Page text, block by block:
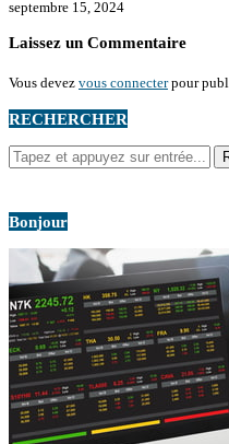
septembre 15, 2024
Laissez un Commentaire
Vous devez vous connecterpour
RECHERCHER
Bonjour